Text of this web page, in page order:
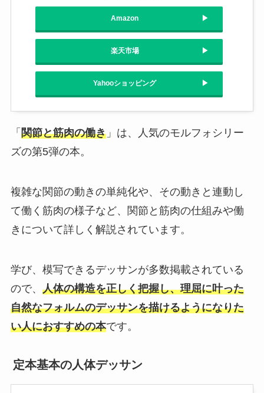
Amazon
楽天市場
Yahooショッピング
「 関節と筋肉の働き」は、人気のモルフォシリー
ズの第5弾の本。
複雑な関節の動きの単純化や、その動きと連動し
て働く筋肉の様子など、関節と筋肉の仕組みや働
きについて詳しく解説されています。
学び、模写できるデッサンが多数掲載されている
ので、 人体の構造を正しく把握し、理屈に叶った
自然なフォルムのデッサンを描けるようになりた
い人におすすめの本です。
定本基本の人体デッサン